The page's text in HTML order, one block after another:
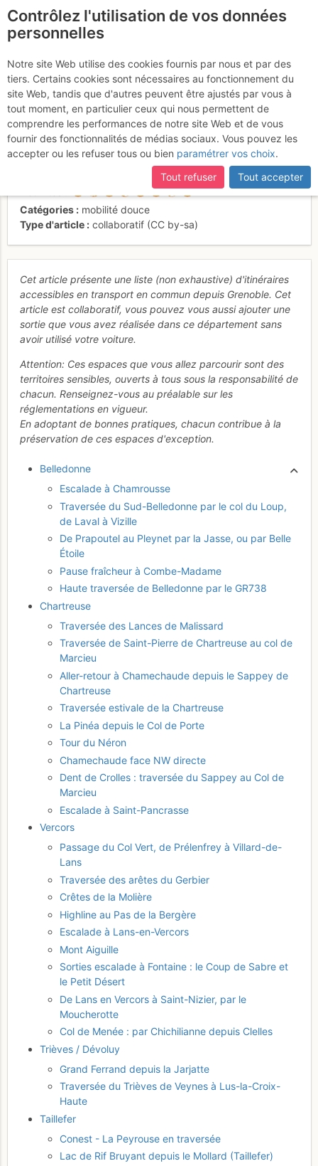
Depuis Grenoble -
Changer d'approche (idées
de sorties montagne sans
voiture)
Catégories
mobilité douce
Type d'article
collaboratif (CC by-sa)
Cet article présente une liste (non exhaustive) d'itinéraires
accessibles en transport en commun depuis Grenoble. Cet
article est collaboratif, vous pouvez vous aussi ajouter une
sortie que vous avez réalisée dans ce département sans
avoir utilisé votre voiture.
Attention: Ces espaces que vous allez parcourir sont des
territoires sensibles, ouverts à tous sous la responsabilité de
chacun. Renseignez-vous au préalable sur les
réglementations en vigueur.
En adoptant de bonnes pratiques, chacun contribue à la
préservation de ces espaces d'exception.
Belledonne
Escalade à Chamrousse
Traversée du Sud-Belledonne par le col du Loup,
de Laval à Vizille
De Prapoutel au Pleynet par la Jasse, ou par Belle
Étoile
Pause fraîcheur à Combe-Madame
Haute traversée de Belledonne par le GR738
Chartreuse
Traversée des Lances de Malissard
Traversée de Saint-Pierre de Chartreuse au col de
Marcieu
Aller-retour à Chamechaude depuis le Sappey de
Chartreuse
Traversée estivale de la Chartreuse
La Pinéa depuis le Col de Porte
Tour du Néron
Chamechaude face NW directe
Dent de Crolles : traversée du Sappey au Col de
Marcieu
Escalade à Saint-Pancrasse
Vercors
Passage du Col Vert, de Prélenfrey à Villard-de-
Lans
Traversée des arêtes du Gerbier
Crêtes de la Molière
Highline au Pas de la Bergère
Escalade à Lans-en-Vercors
Mont Aiguille
Sorties escalade à Fontaine : le Coup de Sabre et
le Petit Désert
De Lans en Vercors à Saint-Nizier, par le
Moucherotte
Col de Menée : par Chichilianne depuis Clelles
Trièves / Dévoluy
Grand Ferrand depuis la Jarjatte
Traversée du Trièves de Veynes à Lus-la-Croix-
Haute
Taillefer
Conest - La Peyrouse en traversée
Lac de Rif Bruyant depuis le Mollard (Taillefer)
Contrôlez l'utilisation de vos données
personnelles
Notre site Web utilise des cookies fournis par nous et par des
tiers. Certains cookies sont nécessaires au fonctionnement du
site Web, tandis que d'autres peuvent être ajustés par vous à
tout moment, en particulier ceux qui nous permettent de
comprendre les performances de notre site Web et de vous
fournir des fonctionnalités de médias sociaux. Vous pouvez les
accepter ou les refuser tous ou bien paramétrer vos choix.
Tout refuser
Tout accepter